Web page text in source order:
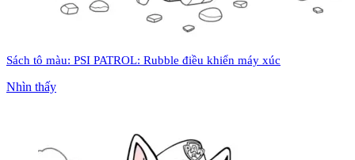
Sách tô màu: PSI PATROL: Rubble điều khiển máy xúc
Nhìn thấy